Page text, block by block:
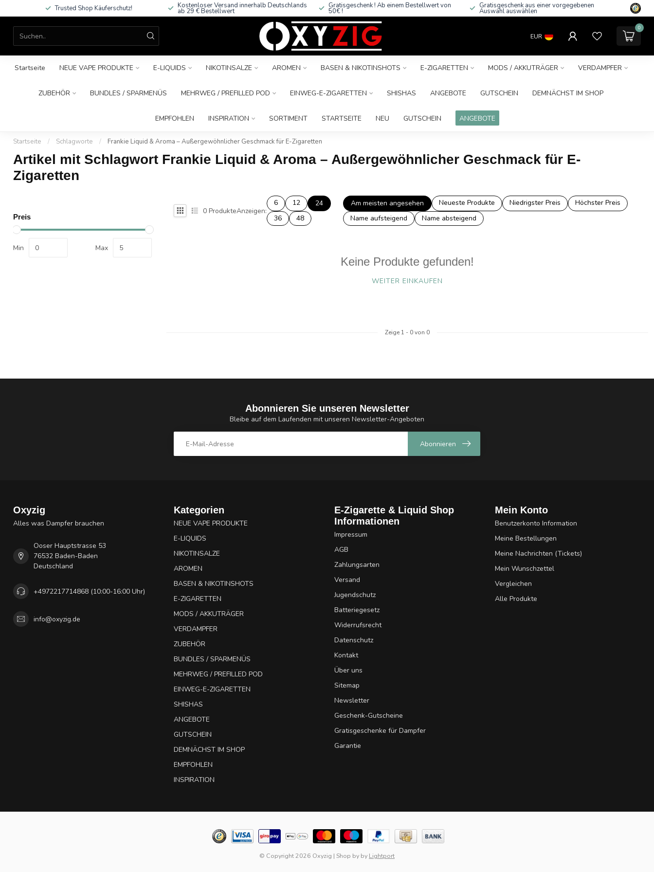
Trusted Shop Käuferschutz! Kostenloser Versand innerhalb Deutschlands
ab 29 € Bestellwert
Gratisgeschenk ! Ab einem Bestellwert von
50€ !
Gratisgeschenk aus einer vorgegebenen
Auswahl auswählen
EUR
0
Startseite NEUE VAPE PRODUKTE E-LIQUIDS NIKOTINSALZE AROMEN BASEN & NIKOTINSHOTS E-ZIGARETTEN MODS / AKKUTRÄGER VERDAMPFER
ZUBEHÖR BUNDLES / SPARMENÜS MEHRWEG / PREFILLED POD EINWEG-E-ZIGARETTEN SHISHAS ANGEBOTE GUTSCHEIN DEMNÄCHST IM SHOP
EMPFOHLEN INSPIRATION SORTIMENT STARTSEITE NEU GUTSCHEIN ANGEBOTE
Startseite / Schlagworte / Frankie Liquid & Aroma – Außergewöhnlicher Geschmack für E-Zigaretten
Artikel mit Schlagwort Frankie Liquid & Aroma – Außergewöhnlicher Geschmack für E-
Zigaretten
Preis
Min Max
0 ProdukteAnzeigen:
6 12
24
36
48
Am meisten angesehen Neueste Produkte Niedrigster Preis
Höchster Preis
Name aufsteigend
Name absteigend
Keine Produkte gefunden!
WEITER EINKAUFEN
Zeige 1 - 0von 0
Abonnieren Sie unseren Newsletter
Bleibe auf dem Laufenden mit unseren Newsletter-Angeboten
Abonnieren
Oxyzig
Alles was Dampfer brauchen
Ooser Hauptstrasse 53
76532 Baden-Baden
Deutschland
+4972217714868 (10:00-16:00 Uhr)
info@oxyzig.de
Kategorien
NEUE VAPE PRODUKTE
E-LIQUIDS
NIKOTINSALZE
AROMEN
BASEN & NIKOTINSHOTS
E-ZIGARETTEN
MODS / AKKUTRÄGER
VERDAMPFER
ZUBEHÖR
BUNDLES / SPARMENÜS
MEHRWEG / PREFILLED POD
EINWEG-E-ZIGARETTEN
SHISHAS
ANGEBOTE
GUTSCHEIN
DEMNÄCHST IM SHOP
EMPFOHLEN
INSPIRATION
E-Zigarette & Liquid Shop
Informationen
Impressum
AGB
Zahlungsarten
Versand
Jugendschutz
Batteriegesetz
Widerrufsrecht
Datenschutz
Kontakt
Über uns
Sitemap
Newsletter
Geschenk-Gutscheine
Gratisgeschenke für Dampfer
Garantie
Mein Konto
Benutzerkonto Information
Meine Bestellungen
Meine Nachrichten (Tickets)
Mein Wunschzettel
Vergleichen
Alle Produkte
© Copyright 2026 Oxyzig | Shop by by Lightport